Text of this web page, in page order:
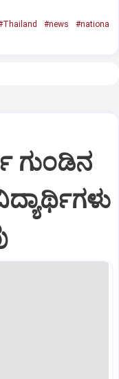
#news
#nationa
ಗುಂಡಿನ